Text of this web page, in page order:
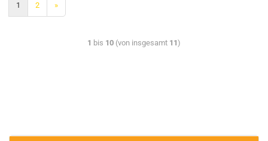
1 2 »
1 bis 10 (von insgesamt 11)